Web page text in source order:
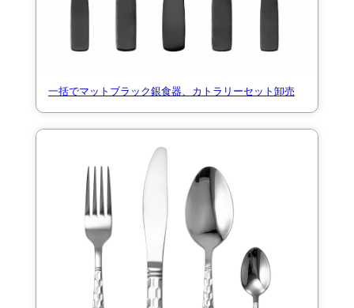
一括でマットブラック銀食器、カトラリーセット卸売